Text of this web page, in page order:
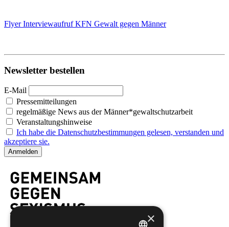
Flyer Interviewaufruf KFN Gewalt gegen Männer
Newsletter bestellen
E-Mail
Pressemitteilungen
regelmäßige News aus der Männer*gewaltschutzarbeit
Veranstaltungshinweise
Ich habe die Datenschutzbestimmungen gelesen, verstanden und
akzeptiere sie.
×